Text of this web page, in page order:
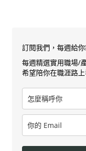
訂閱我們，每週給
每週精選實用職場/
希望陪你在職涯路